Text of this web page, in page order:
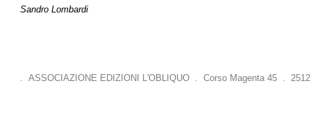
Sandro Lombardi
. ASSOCIAZIONE EDIZIONI L'OBLIQUO . Corso Magenta 45 .